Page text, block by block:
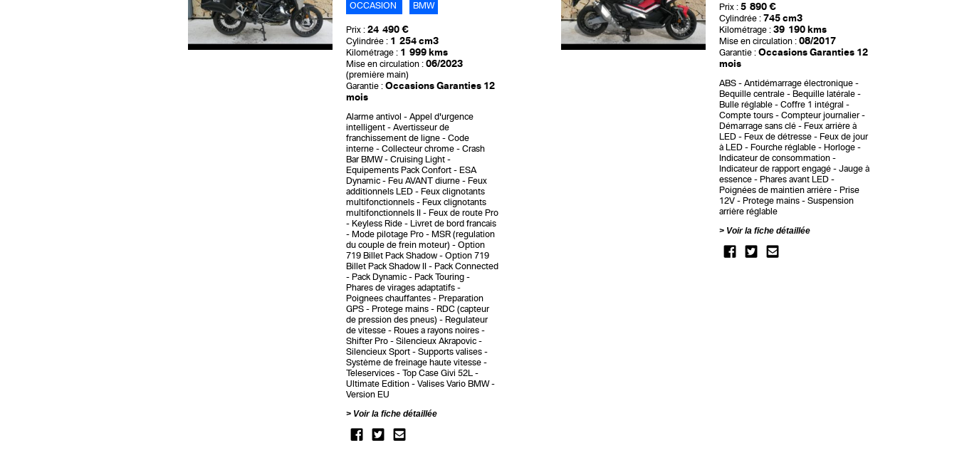
OCCASION BMW
Prix : 24 490 €
Cylindrée : 1 254 cm3
Kilométrage : 1 999 kms
Mise en circulation : 06/2023
(première main)
Garantie : Occasions Garanties 12
mois
Alarme antivol
Appel d'urgence
intelligent
Avertisseur de
franchissement de ligne
Code
interne
Collecteur chrome
Crash
Bar BMW
Cruising Light
Equipements Pack Confort
ESA
Dynamic
Feu AVANT diurne
Feux
additionnels LED
Feux clignotants
multifonctionnels
Feux clignotants
multifonctionnels II
Feux de route Pro
Keyless Ride
Livret de bord francais
Mode pilotage Pro
MSR (regulation
du couple de frein moteur)
Option
719 Billet Pack Shadow
Option 719
Billet Pack Shadow II
Pack Connected
Pack Dynamic
Pack Touring
Phares de virages adaptatifs
Poignees chauffantes
Preparation
GPS
Protege mains
RDC (capteur
de pression des pneus)
Regulateur
de vitesse
Roues a rayons noires
Shifter Pro
Silencieux Akrapovic
Silencieux Sport
Supports valises
Système de freinage haute vitesse
Teleservices
Top Case Givi 52L
Ultimate Edition
Valises Vario BMW
Version EU
Voir la fiche détaillée
Prix : 5 890 €
Cylindrée : 745 cm3
Kilométrage : 39 190 kms
Mise en circulation : 08/2017
Garantie : Occasions Garanties 12
mois
ABS
Antidémarrage électronique
Bequille centrale
Bequille latérale
Bulle réglable
Coffre 1 intégral
Compte tours
Compteur journalier
Démarrage sans clé
Feux arrière à
LED
Feux de détresse
Feux de jour
à LED
Fourche réglable
Horloge
Indicateur de consommation
Indicateur de rapport engagé
Jauge à
essence
Phares avant LED
Poignées de maintien arrière
Prise
12V
Protege mains
Suspension
arrière réglable
Voir la fiche détaillée